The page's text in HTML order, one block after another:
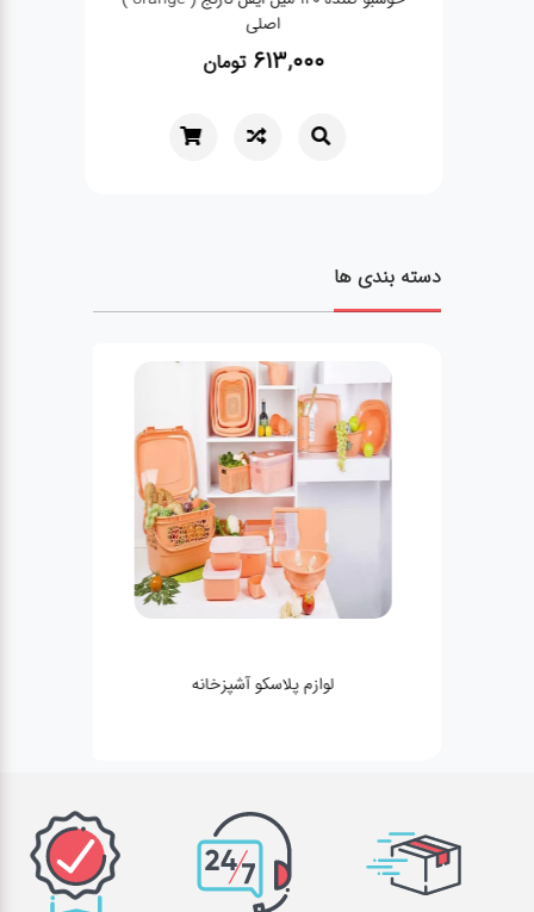
اصلی
613,000 تومان
دسته بندی ها
لوازم پلاسکو آشپزخانه